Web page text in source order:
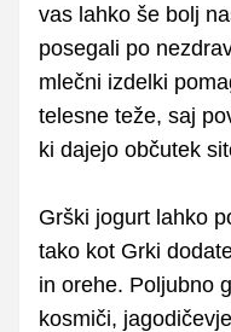
vas lahko še bolj
posegali po
mlečni izdelki
telesne teže, saj
ki dajejo občutek
Grški jogurt lahko
tako kot Grki
in orehe. Poljubno
kosmiči,